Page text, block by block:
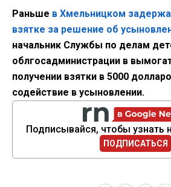
Раньше в Хмельницком
взятке за решение об
начальник Службы по делам
облгосадминистрации в
получении взятки в 5000
содействие в усыновлении.
Подписывайся, чтобы узнать
ПОДПИСАТЬСЯ